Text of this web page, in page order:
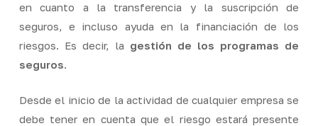
en cuanto a la transferencia y la suscripción de
seguros, e incluso ayuda en la financiación de los
riesgos. Es decir, la gestión de los programas de
seguros.
Desde el inicio de la actividad de cualquier empresa se
debe tener en cuenta que el riesgo estará presente